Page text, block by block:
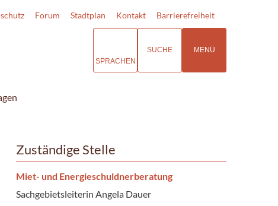
Forum Stadtplan Kontakt Barrierefreiheit
SPRACHEN
SUCHE MENÜ
Zuständige Stelle
Miet- und Energieschuldnerberatung
Sachgebietsleiterin Angela Dauer